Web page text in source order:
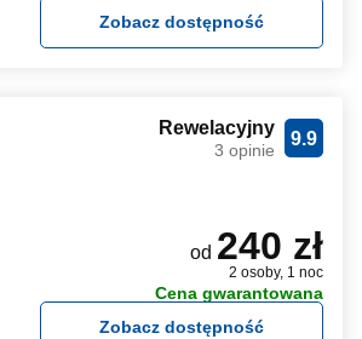
Zobacz dostępność
9.9
Rewelacyjny
3 opinie
od 240 zł
2 osoby, 1 noc
Cena gwarantowana
Zobacz dostępność